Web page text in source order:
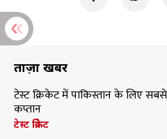
ताज़ा खबरें
टेस्ट क्रिकेट में पाकिस्तान के लिए
कप्तान
टेस्ट क्रिकेट